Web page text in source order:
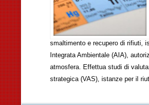
smaltimento e recupero di rifiuti,
Integrata Ambientale (AIA),
atmosfera. Effettua studi di
strategica (VAS), istanze per il